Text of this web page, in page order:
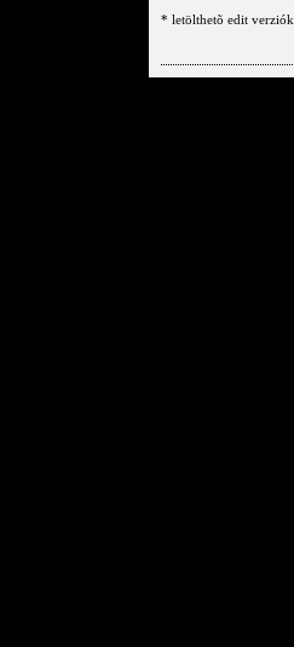
* letölthetõ edit verziók